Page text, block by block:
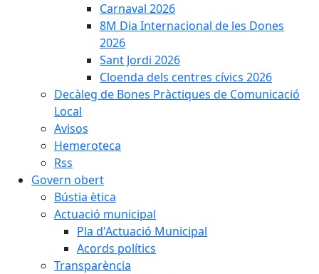
Carnaval 2026
8M Dia Internacional de les Dones
2026
Sant Jordi 2026
Cloenda dels centres cívics 2026
Decàleg de Bones Pràctiques de Comunicació
Local
Avisos
Hemeroteca
Rss
Govern obert
Bústia ètica
Actuació municipal
Pla d'Actuació Municipal
Acords polítics
Transparència